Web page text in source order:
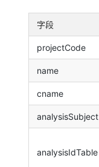
字段
projectCode
name
cname
analysisSubject
analysisIdTable